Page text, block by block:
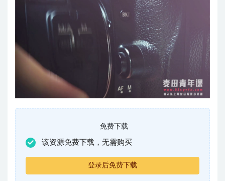
免费下载
该资源免费下载，无需购买
登录后免费下载